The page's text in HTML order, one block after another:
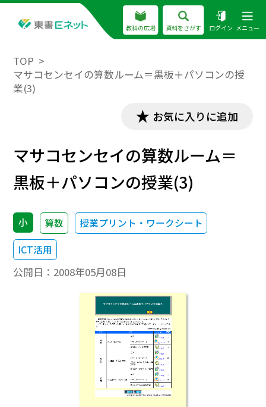
教科の広場 資料をさがす ログイン メニュー
TOP
マサコセンセイの算数ルーム＝黒板＋パソコンの授
業(3)
お気に入りに追加
マサコセンセイの算数ルーム＝
黒板＋パソコンの授業(3)
小 算数
授業プリント・ワークシート
ICT活用
公開日： 2008年05月08日